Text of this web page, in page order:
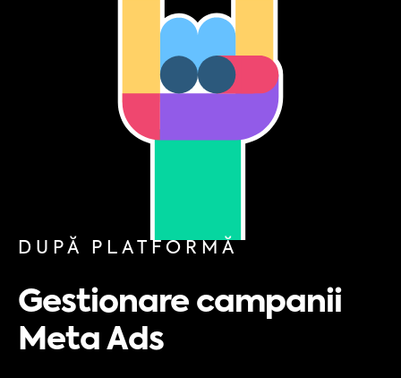
DUPĂ PLATFORMĂ
Gestionare campanii
Meta Ads